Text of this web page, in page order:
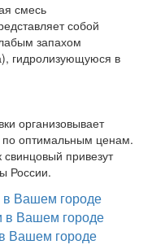
смесь
собой
запахом
гидролизующуюся в
организовывает
по оптимальным ценам.
привезут
России.